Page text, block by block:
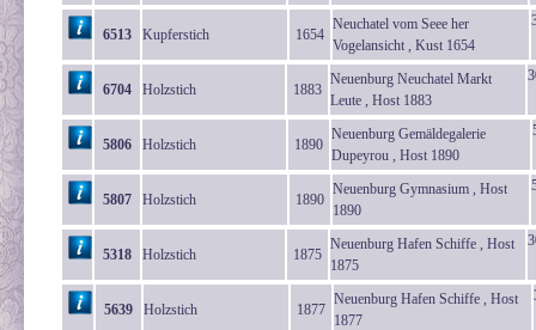
6513 Kupferstich 1654
Neuchatel vom Seee her
Vogelansicht , Kust 1654
6704 Holzstich 1883
Neuenburg Neuchatel Markt
Leute , Host 1883
5806 Holzstich 1890
Neuenburg Gemäldegalerie
Dupeyrou , Host 1890
5807 Holzstich 1890
Neuenburg Gymnasium , Host
1890
5318 Holzstich 1875
Neuenburg Hafen Schiffe , Host
1875
5639 Holzstich 1877
Neuenburg Hafen Schiffe , Host
1877